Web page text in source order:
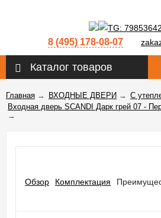
8 (495) 178-08-07
Каталог товаров
Главная → ВХОДНЫЕ ДВЕРИ → С
Входная дверь SCANDI Дарк грей 07 -
→
Обзор Комплектация